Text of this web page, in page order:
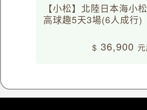
【小松】北陸日本海小松
高球趣5天3場(6人成行)
36,900